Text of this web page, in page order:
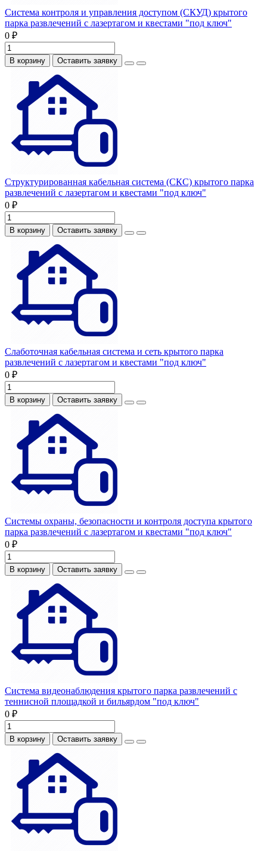
Система контроля и управления доступом (СКУД) крытого
парка развлечений с лазертагом и квестами "под ключ"
0 ₽
В корзину Оставить заявку
Структурированная кабельная система (СКС) крытого парка
развлечений с лазертагом и квестами "под ключ"
0 ₽
В корзину Оставить заявку
Слаботочная кабельная система и сеть крытого парка
развлечений с лазертагом и квестами "под ключ"
0 ₽
В корзину Оставить заявку
Системы охраны, безопасности и контроля доступа крытого
парка развлечений с лазертагом и квестами "под ключ"
0 ₽
В корзину Оставить заявку
Система видеонаблюдения крытого парка развлечений с
теннисной площадкой и бильярдом "под ключ"
0 ₽
В корзину Оставить заявку